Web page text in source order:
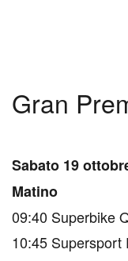
Gran
Sabato 19
Matino
09:40 Superbike
10:45 Supersport